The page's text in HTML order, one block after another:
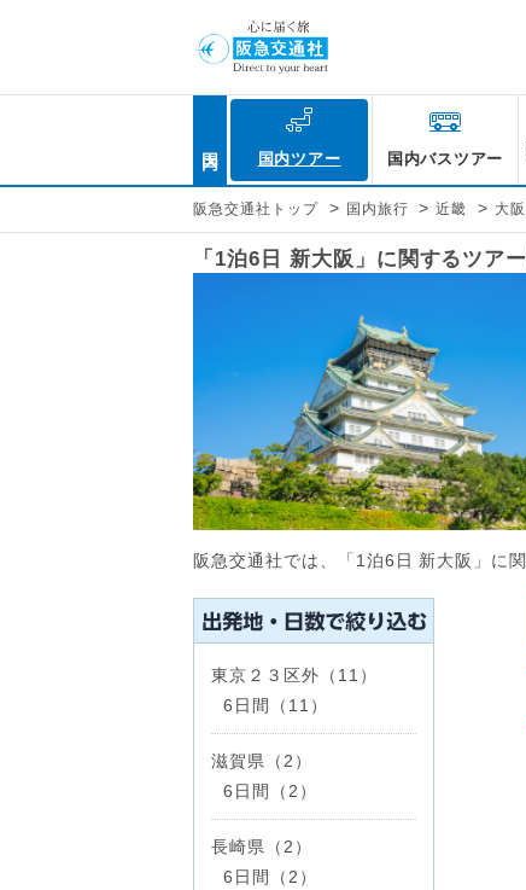
国内ツアー 国内バスツアー
阪急交通社トップ > 国内旅行 > 近畿 > 大阪
「1泊6日 新大阪」に関するツア
阪急交通社では、「1泊6日 新大阪」に
東京２３区外（11）
6日間（11）
滋賀県（2）
6日間（2）
長崎県（2）
6日間（2）